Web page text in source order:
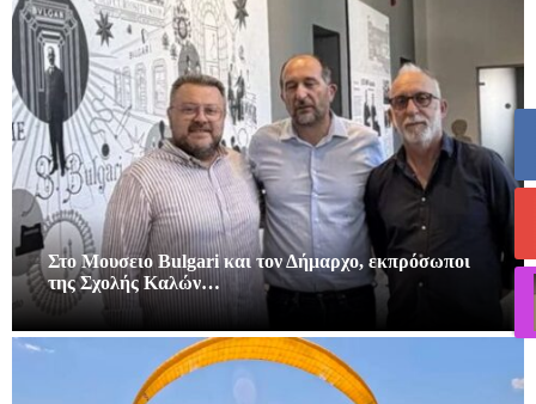
Στο Μουσειο Bulgari και τον Δήμαρχο, εκπρόσωποι
της Σχολής Καλών…